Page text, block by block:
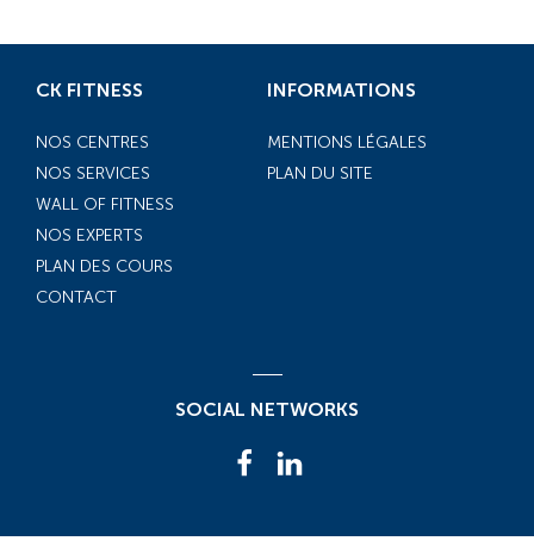
CK FITNESS
NOS CENTRES
NOS SERVICES
WALL OF FITNESS
NOS EXPERTS
PLAN DES COURS
CONTACT
INFORMATIONS
MENTIONS LÉGALES
PLAN DU SITE
SOCIAL NETWORKS
FACEBOOKLINKEDIN